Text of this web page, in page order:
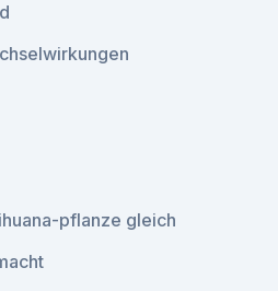
pflanze gleich